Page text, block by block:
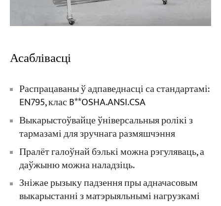
Асаблівасці
Распрацаваны ў адпаведнасці са стандартамі:
EN795, клас B**OSHA.ANSI.CSA
Выкарыстоўвайце ўніверсальныя ролікі з
тармазамі для зручнага размяшчэння
Пралёт галоўнай бэлькі можна рэгуляваць, а
даўжыню можна наладзіць.
Зніжае рызыку падзення пры адначасовым
выкарыстанні з матэрыяльнымі нагрузкамі